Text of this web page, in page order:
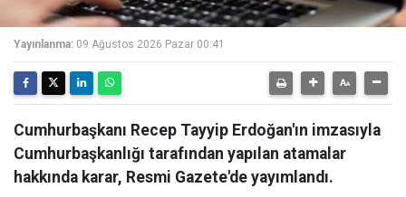
Yayınlanma: 09 Ağustos 2026 Pazar 00:41
Cumhurbaşkanı Recep Tayyip Erdoğan'ın imzasıyla
Cumhurbaşkanlığı tarafından yapılan atamalar
hakkında karar, Resmi Gazete'de yayımlandı.